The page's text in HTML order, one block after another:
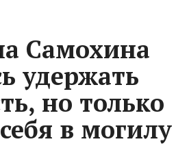
Самохина
удержать
но только
в могилу